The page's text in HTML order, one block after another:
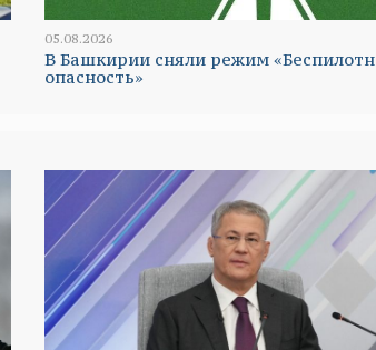
05.08.2026
В Башкирии сняли режим
опасность»